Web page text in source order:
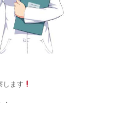
します